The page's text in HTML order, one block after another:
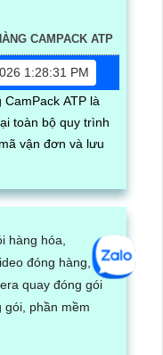
CAMPACK ATP
1:28:31 PM
ATP là
toàn bộ quy trình
vận đơn và lưu